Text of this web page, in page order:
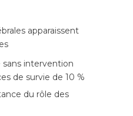
apparaissent
intervention
de survie de 10 %
du rôle des